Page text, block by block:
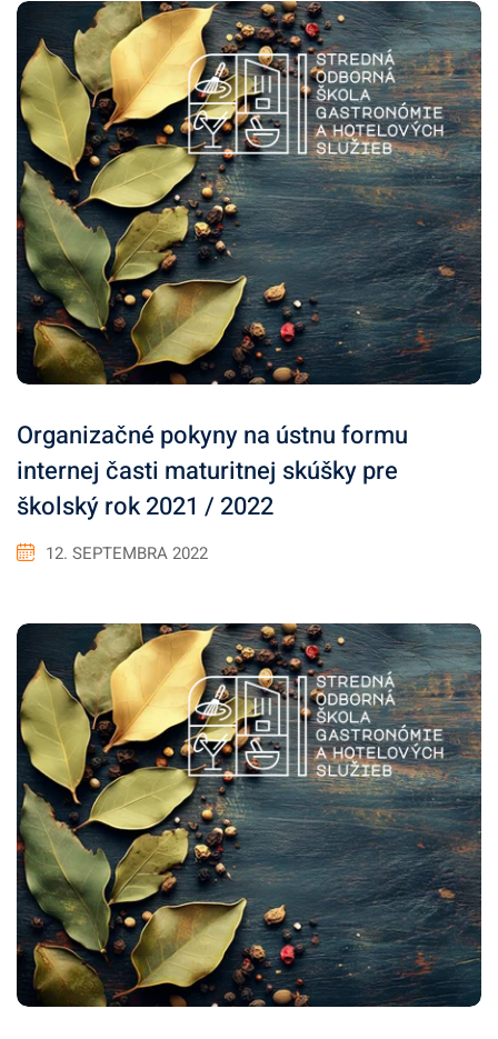
Organizačné pokyny na ústnu formu
internej časti maturitnej skúšky pre
školský rok 2021 / 2022
12. SEPTEMBRA 2022